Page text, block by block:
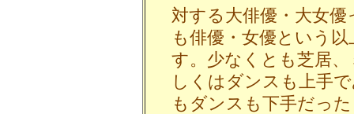
対する大俳優・大女
も俳優・女優という
す。少なくとも芝居
しくはダンスも上手
もダンスも下手だっ